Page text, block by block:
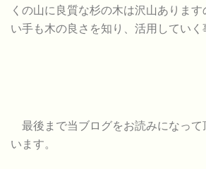
くの山に良質な杉の木は沢山ありま
い手も木の良さを知り、活用してい
最後まで当ブログをお読みになって
います。